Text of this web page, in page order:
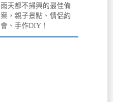
雨天都不掃興的最佳備
案，親子景點、情侶約
會、手作DIY！